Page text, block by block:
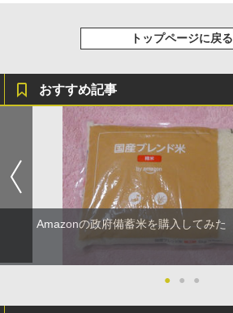
トップページに戻る
おすすめ記事
Amazonの政府備蓄米を購入してみた
● ● ●